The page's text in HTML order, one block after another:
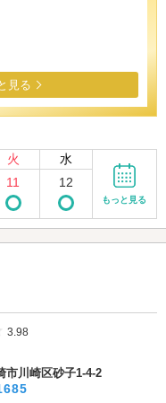
見る
火 水
11 12
もっと見る
5つ星のうち3.5
3.98
市川崎区砂子1-4-2